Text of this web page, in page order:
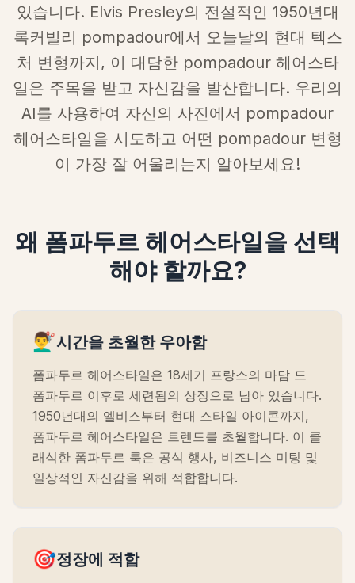
있습니다. Elvis Presley의 전설적인 1950년대
록커빌리 pompadour에서 오늘날의 현대 텍스
처 변형까지, 이 대담한 pompadour 헤어스타
일은 주목을 받고 자신감을 발산합니다. 우리의
AI를 사용하여 자신의 사진에서 pompadour
헤어스타일을 시도하고 어떤 pompadour 변형
이 가장 잘 어울리는지 알아보세요!
왜 폼파두르 헤어스타일을 선택
해야 할까요?
💇‍♂️시간을 초월한 우아함
폼파두르 헤어스타일은 18세기 프랑스의 마담 드
폼파두르 이후로 세련됨의 상징으로 남아 있습니다.
1950년대의 엘비스부터 현대 스타일 아이콘까지,
폼파두르 헤어스타일은 트렌드를 초월합니다. 이 클
래식한 폼파두르 룩은 공식 행사, 비즈니스 미팅 및
일상적인 자신감을 위해 적합합니다.
🎯정장에 적합